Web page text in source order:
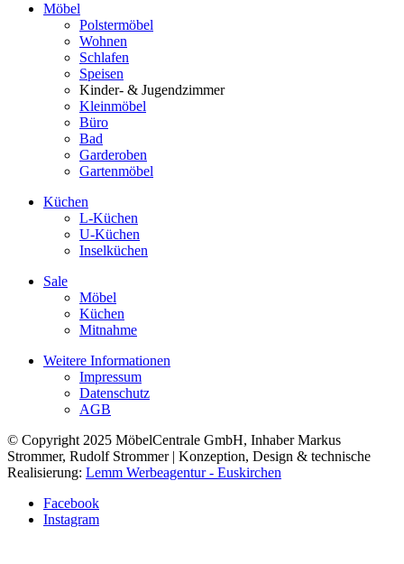
Möbel
Polstermöbel
Wohnen
Schlafen
Speisen
Kinder- & Jugendzimmer
Kleinmöbel
Büro
Bad
Garderoben
Gartenmöbel
Küchen
L-Küchen
U-Küchen
Inselküchen
Sale
Möbel
Küchen
Mitnahme
Weitere Informationen
Impressum
Datenschutz
AGB
© Copyright 2025 MöbelCentrale GmbH, Inhaber Markus
Strommer, Rudolf Strommer | Konzeption, Design & technische
Realisierung: Lemm Werbeagentur - Euskirchen
Facebook
Instagram